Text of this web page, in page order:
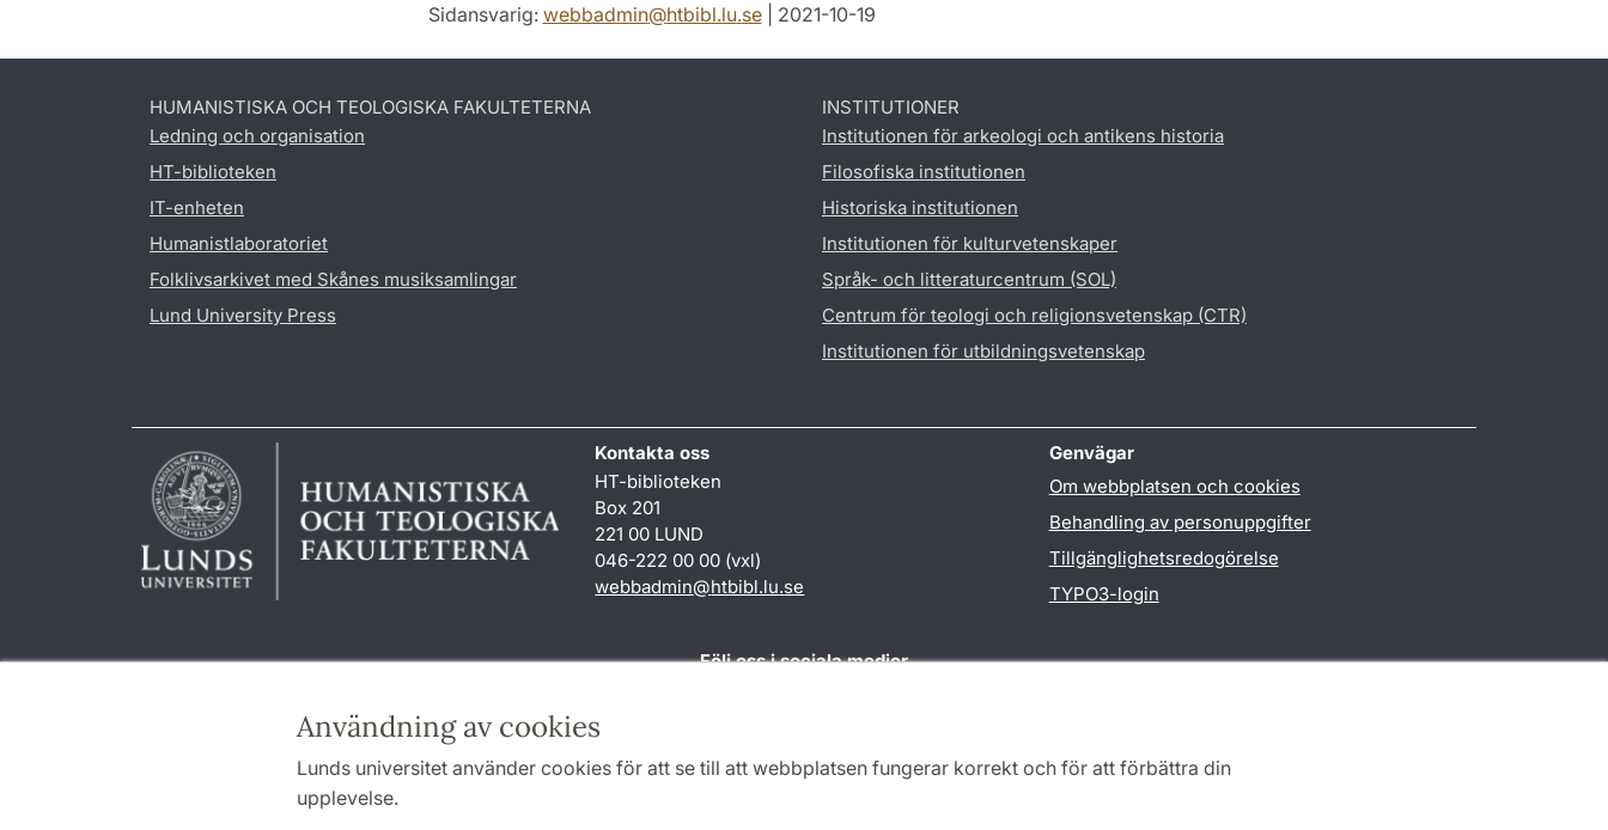
Användning av cookies
Lunds universitet använder cookies för att se till att webbplatsen fungerar korrekt och för att förbättra din
upplevelse.
Sidansvarig: webbadmin@htbibl.lu.se| 2021-10-19
HUMANISTISKA OCH TEOLOGISKA FAKULTETERNA
Ledning och organisation
HT-biblioteken
IT-enheten
Humanistlaboratoriet
Folklivsarkivet med Skånes musiksamlingar
Lund University Press
INSTITUTIONER
Institutionen för arkeologi och antikens historia
Filosofiska institutionen
Historiska institutionen
Institutionen för kulturvetenskaper
Språk- och litteraturcentrum (SOL)
Centrum för teologi och religionsvetenskap (CTR)
Institutionen för utbildningsvetenskap
Kontakta oss
HT-biblioteken
Box 201
221 00 LUND
046-222 00 00 (vxl)
webbadmin@htbibl.lu.se
Genvägar
Om webbplatsen och cookies
Behandling av personuppgifter
Tillgänglighetsredogörelse
TYPO3-login
Följ oss i sociala medier